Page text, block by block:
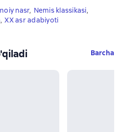
nasr, Nemis klassikasi,
, XX asr adabiyoti
Barcha